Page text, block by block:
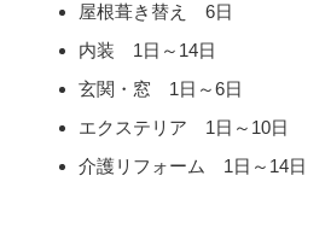
屋根葺き替え 6日
内装 1日～14日
玄関・窓 1日～6日
エクステリア 1日～10日
介護リフォーム 1日～14日